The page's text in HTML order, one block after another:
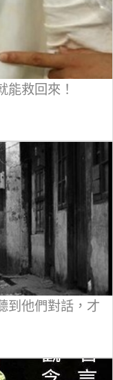
能救回來！
到他們對話，才